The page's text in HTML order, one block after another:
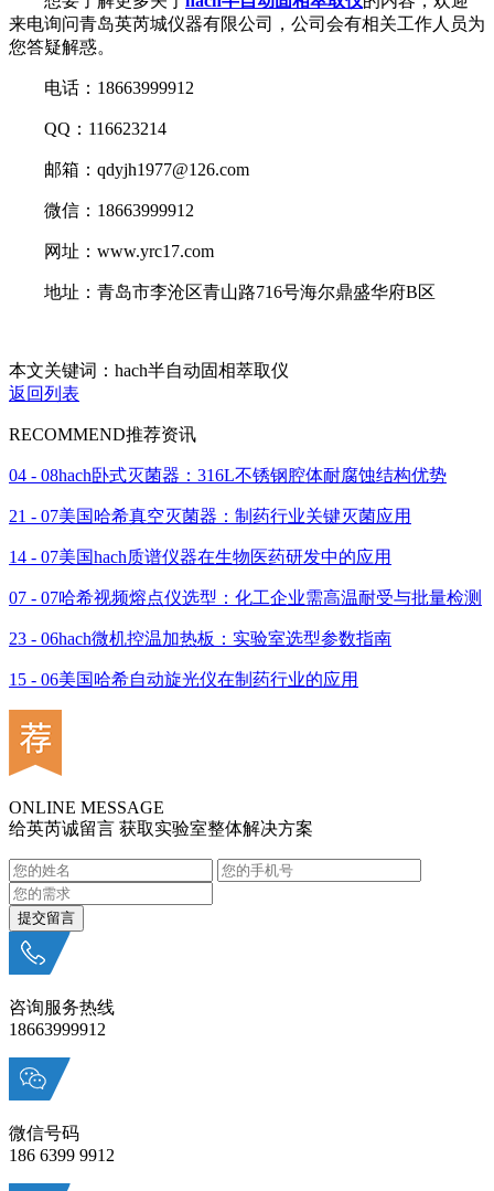
来电询问青岛英芮城仪器有限公司，公司会有相关工作人员为
您答疑解惑。
电话：18663999912
QQ：116623214
邮箱：qdyjh1977@126.com
微信：18663999912
网址：www.yrc17.com
地址：青岛市李沧区青山路716号海尔鼎盛华府B区
本文关键词：hach半自动固相萃取仪
返回列表
RECOMMEND推荐资讯
04 - 08hach卧式灭菌器：316L不锈钢腔体耐腐蚀结构优势
21 - 07美国哈希真空灭菌器：制药行业关键灭菌应用
14 - 07美国hach质谱仪器在生物医药研发中的应用
07 - 07哈希视频熔点仪选型：化工企业需高温耐受与批量检测
23 - 06hach微机控温加热板：实验室选型参数指南
15 - 06美国哈希自动旋光仪在制药行业的应用
ONLINE MESSAGE
给英芮诚留言 获取实验室整体解决方案
咨询服务热线
18663999912
微信号码
186 6399 9912